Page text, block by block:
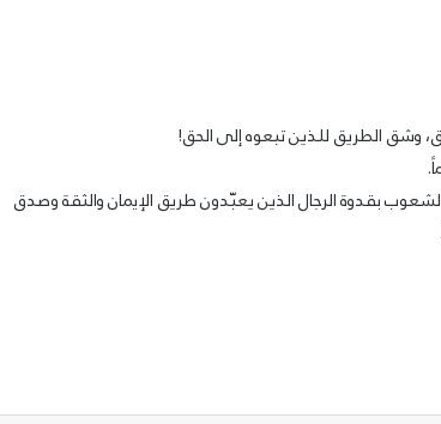
وشق الطريق للذين تبعوه إلى الحق!
بقدوة الرجال الذين يعبّدون طريق الإيمان والثقة وصدق